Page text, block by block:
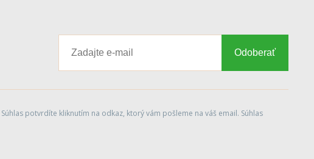
Odoberať
potvrdíte kliknutím na odkaz, ktorý vám pošleme na váš email. Súhlas